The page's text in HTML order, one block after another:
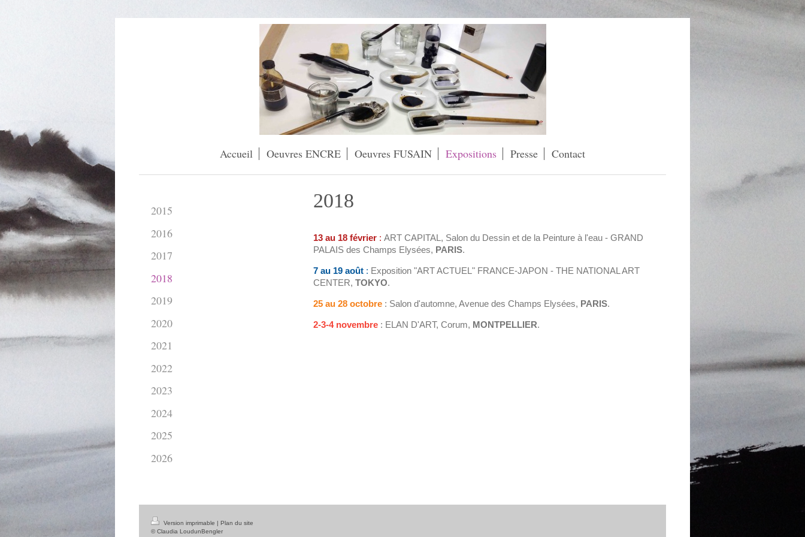
Accueil Oeuvres ENCRE Oeuvres FUSAIN Expositions Presse Contact
2018
13 au 18 février: ART CAPITAL, Salon du Dessin et de la Peinture à l'eau - GRAND
PALAIS des Champs Elysées, PARIS.
7 au 19 août: Exposition "ART ACTUEL" FRANCE-JAPON - THE NATIONAL ART
CENTER, TOKYO.
25 au 28 octobre: Salon d'automne, Avenue des Champs Elysées, PARIS.
2-3-4 novembre: ELAN D'ART, Corum, MONTPELLIER.
2015
2016
2017
2018
2019
2020
2021
2022
2023
2024
2025
2026
Version imprimable | Plan du site
© Claudia LoudunBengler